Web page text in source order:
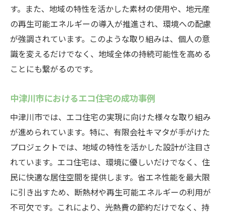
す。また、地域の特性を活かした素材の使用や、地元産
の再生可能エネルギーの導入が推進され、環境への配慮
が強調されています。このような取り組みは、個人の意
識を変えるだけでなく、地域全体の持続可能性を高める
ことにも繋がるのです。
中津川市におけるエコ住宅の成功事例
中津川市では、エコ住宅の実現に向けた様々な取り組み
が進められています。特に、有限会社キマタが手がけた
プロジェクトでは、地域の特性を活かした設計が注目さ
れています。エコ住宅は、環境に優しいだけでなく、住
民に快適な居住空間を提供します。省エネ性能を最大限
に引き出すため、断熱材や再生可能エネルギーの利用が
不可欠です。これにより、光熱費の節約だけでなく、持